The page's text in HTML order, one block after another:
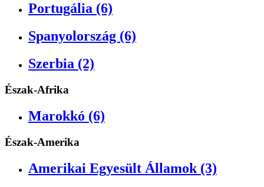
Portugália (6)
Spanyolország (6)
Szerbia (2)
Észak-Afrika
Marokkó (6)
Észak-Amerika
Amerikai Egyesült Államok (3)